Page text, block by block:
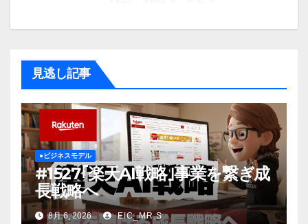
見逃し記事
●ビジネスモデル
#1527｢楽天AI戦略｣事業を繋ぎ成
長戦略へ
8月 6, 2026 EIC_MR.S